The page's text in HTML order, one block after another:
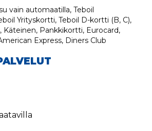
vain automaatilla, Teboil
Yrityskortti, Teboil D-kortti (B, C),
Käteinen, Pankkikortti, Eurocard,
Express, Diners Club